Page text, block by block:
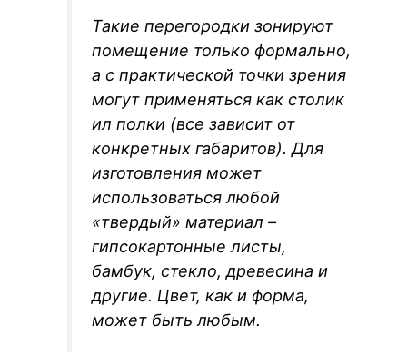
Такие перегородки зонируют
помещение только формально,
а с практической точки зрения
могут применяться как столик
ил полки (все зависит от
конкретных габаритов). Для
изготовления может
использоваться любой
«твердый» материал –
гипсокартонные листы,
бамбук, стекло, древесина и
другие. Цвет, как и форма,
может быть любым.